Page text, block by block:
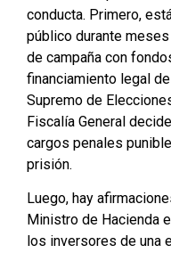
conducta. Primero,
público durante
de campaña con
financiamiento legal
Supremo de
Fiscalía General
cargos penales
prisión.
Luego, hay
Ministro de Hacienda
los inversores de una